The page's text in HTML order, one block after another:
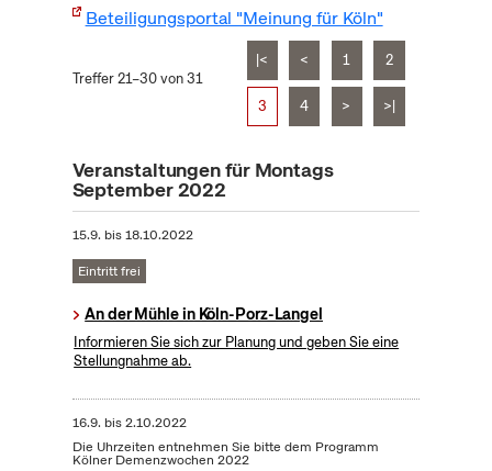
Beteiligungsportal "Meinung für Köln"
Treffer 21–30 von 31
|< < 1 2
3 4 > >|
Veranstaltungen für Montags
September 2022
15.9. bis18.10.2022
Eintritt frei
An der Mühle in Köln-Porz-Langel
Informieren Sie sich zur Planung und geben Sie eine
Stellungnahme ab.
16.9. bis2.10.2022
Die Uhrzeiten entnehmen Sie bitte dem Programm
Kölner Demenzwochen 2022